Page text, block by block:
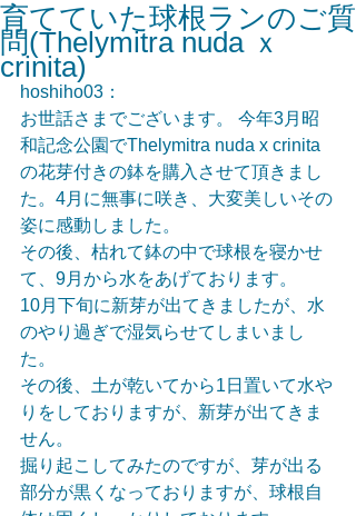
育てていた球根ランのご質
問(Thelymitra nuda ｘ
crinita)
hoshiho03：
お世話さまでございます。 今年3月昭
和記念公園でThelymitra nuda x crinita
の花芽付きの鉢を購入させて頂きまし
た。4月に無事に咲き、大変美しいその
姿に感動しました。
その後、枯れて鉢の中で球根を寝かせ
て、9月から水をあげております。
10月下旬に新芽が出てきましたが、水
のやり過ぎで湿気らせてしまいまし
た。
その後、土が乾いてから1日置いて水や
りをしておりますが、新芽が出てきま
せん。
掘り起こしてみたのですが、芽が出る
部分が黒くなっておりますが、球根自